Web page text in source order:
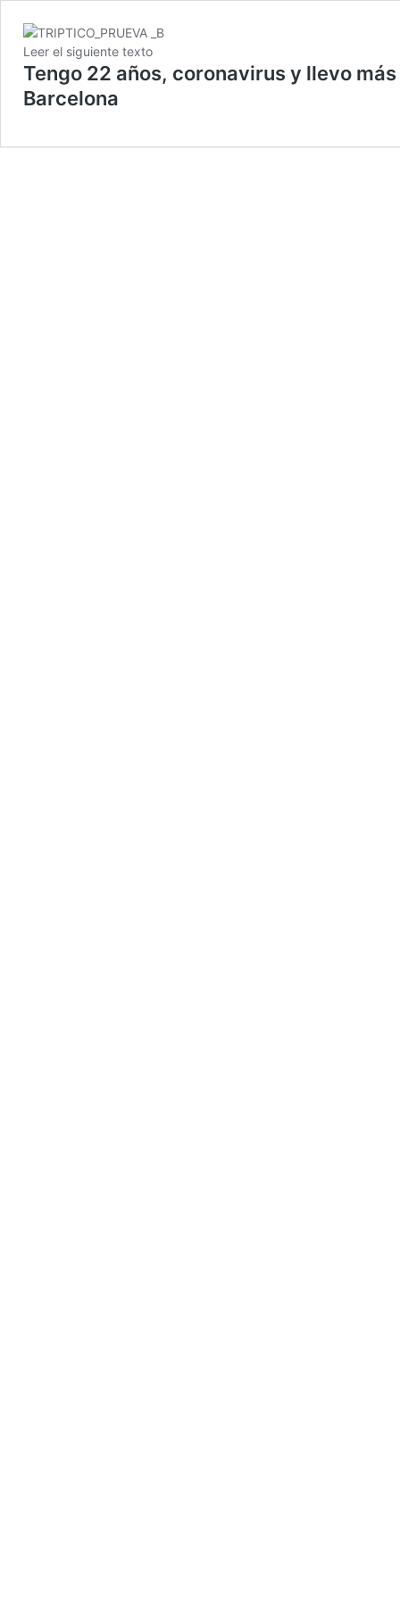
Leer el siguiente texto
Tengo 22 años, coronavirus y llevo
Barcelona